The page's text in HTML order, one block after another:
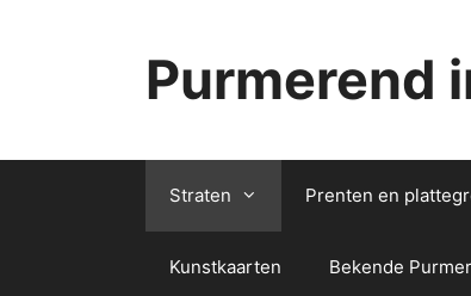
Purmerend
Straten Prenten en
Kunstkaarten Bekende